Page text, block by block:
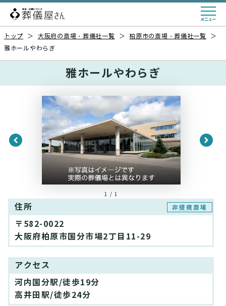
トップ ＞ 大阪府の斎場・葬儀社一覧 ＞ 柏原市の斎場・葬儀社一覧
＞
雅ホールやわらぎ
雅ホールやわらぎ
1 / 1
住所 非提携斎場
〒582-0022
大阪府柏原市国分市場2丁目11-29
アクセス
河内国分駅/徒歩19分
高井田駅/徒歩24分